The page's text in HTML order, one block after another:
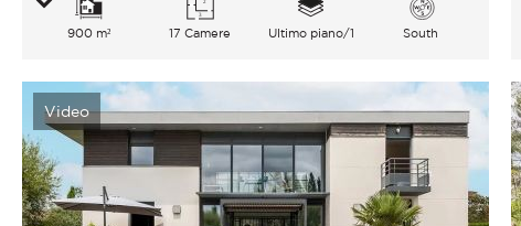
900 m² 17 Camere Ultimo piano/1 South
Video